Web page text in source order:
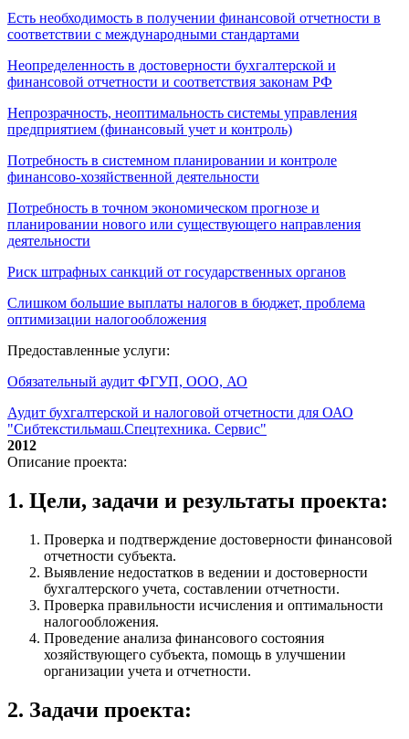
Есть необходимость в получении финансовой отчетности в
соответствии с международными стандартами
Неопределенность в достоверности бухгалтерской и
финансовой отчетности и соответствия законам РФ
Непрозрачность, неоптимальность системы управления
предприятием (финансовый учет и контроль)
Потребность в системном планировании и контроле
финансово-хозяйственной деятельности
Потребность в точном экономическом прогнозе и
планировании нового или существующего направления
деятельности
Риск штрафных санкций от государственных органов
Слишком большие выплаты налогов в бюджет, проблема
оптимизации налогообложения
Предоставленные услуги:
Обязательный аудит ФГУП, ООО, АО
Аудит бухгалтерской и налоговой отчетности для ОАО
"Сибтекстильмаш.Спецтехника. Сервис"
2012
Описание проекта:
1. Цели, задачи и результаты проекта:
Проверка и подтверждение достоверности финансовой
отчетности субъекта.
Выявление недостатков в ведении и достоверности
бухгалтерского учета, составлении отчетности.
Проверка правильности исчисления и оптимальности
налогообложения.
Проведение анализа финансового состояния
хозяйствующего субъекта, помощь в улучшении
организации учета и отчетности.
2. Задачи проекта: